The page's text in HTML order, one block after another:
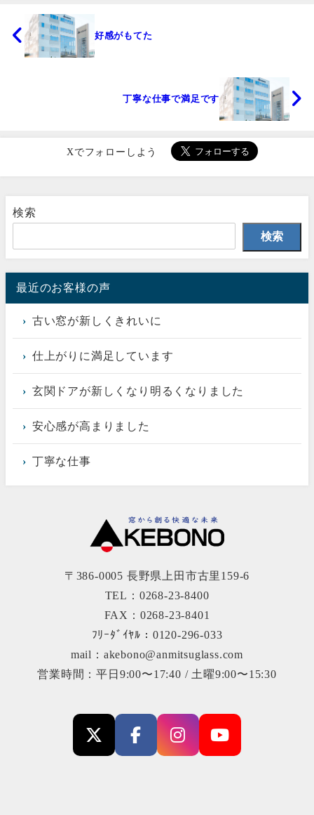
好感がもてた
丁寧な仕事で満足です
Xでフォローしよう
検索
検索
最近のお客様の声
古い窓が新しくきれいに
仕上がりに満足しています
玄関ドアが新しくなり明るくなりました
安心感が高まりました
丁寧な仕事
〒386-0005 長野県上田市古里159-6
TEL：0268-23-8400
FAX：0268-23-8401
ﾌﾘｰﾀﾞｲﾔﾙ：0120-296-033
mail：akebono@anmitsuglass.com
営業時間：平日9:00〜17:40 / 土曜9:00〜15:30